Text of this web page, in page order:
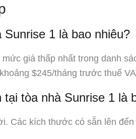
1 là bao nhiêu?
giá thấp nhất trong danh
$245/tháng trước thuế
tòa nhà Sunrise 1 là
Các kích thước có sẵn lên